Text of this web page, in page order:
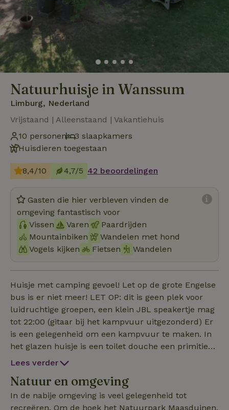
Natuurhuisje in Wanssum
Limburg, Nederland
Vrijstaand | Alleenstaand | Vakantiehuis
10 personen
3 slaapkamers
Huisdieren toegestaan
8,4/10 4,7/5 42 beoordelingen
Gasten die hier verbleven vinden de
omgeving fantastisch voor
Vissen
Varen
Paardrijden
Mountainbiken
Wandelen met hond
Vogels kijken
Fietsen Wandelen
Huisje met camping gevoel! Let op de grote Engelse
bus is er niet meer! LET OP: dit is geen plek voor
luidruchtige groepen, een klein JBL speakertje mag
tot 22:00 (gitaar bij het kampvuur uitgezonderd) Er
is een gelegenheid om een kampvuur te maken. In
het glazen huisje is een toilet douche een primitieve
kook gelegenheid (campingstyle)dubbele
apparaat en een waterkoker en koelkast. er zijn 3
matrassen en een 2persoons luchtbed. (zelf
luchtbedden en slaapzakken mee dus! kleine
Lees verder
Natuur en omgeving
In de nabije omgeving is veel gelegenheid tot
recreëren. Om de hoek het Natuurpark Maasduinen,